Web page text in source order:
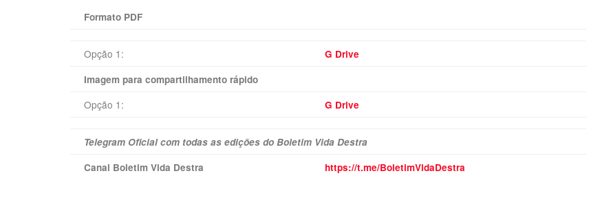
Formato PDF
Opção 1:
G Drive
Imagem para compartilhamento rápido
Opção 1: G Drive
Telegram Oficial com todas as edições do Boletim Vida Destra
Canal Boletim Vida Destra
https://t.me/BoletimVidaDestra